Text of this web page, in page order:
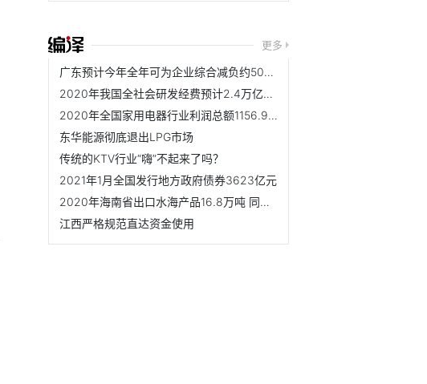
更多
广东预计今年全年可为企业综合减负约508亿元
2020年我国全社会研发经费预计2.4万亿元左右
2020年全国家用电器行业利润总额1156.9亿元 同比下降5.6%
东华能源彻底退出LPG市场
传统的KTV行业“嗨”不起来了吗？
2021年1月全国发行地方政府债券3623亿元
2020年海南省出口水海产品16.8万吨 同比增长7.2%
江西严格规范直达资金使用